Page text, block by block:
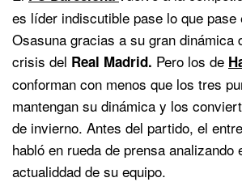
es líder indiscutible pase lo que pase
Osasuna gracias a su gran dinámica
crisis del Real Madrid. Pero los de
conforman con menos que los tres
mantengan su dinámica y los
de invierno. Antes del partido, el
habló en rueda de prensa analizando
actualiddad de su equipo.